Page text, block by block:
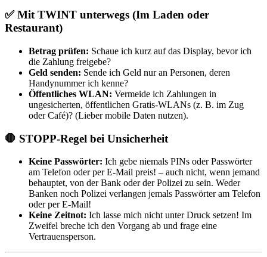
✅ Mit TWINT unterwegs (Im Laden oder
Restaurant)
Betrag prüfen: Schaue ich kurz auf das Display, bevor ich
die Zahlung freigebe?
Geld senden: Sende ich Geld nur an Personen, deren
Handynummer ich kenne?
Öffentliches WLAN: Vermeide ich Zahlungen in
ungesicherten, öffentlichen Gratis-WLANs (z. B. im Zug
oder Café)? (Lieber mobile Daten nutzen).
🛑 STOPP-Regel bei Unsicherheit
Keine Passwörter: Ich gebe niemals PINs oder Passwörter
am Telefon oder per E-Mail preis! – auch nicht, wenn jemand
behauptet, von der Bank oder der Polizei zu sein. Weder
Banken noch Polizei verlangen jemals Passwörter am Telefon
oder per E-Mail!
Keine Zeitnot: Ich lasse mich nicht unter Druck setzen! Im
Zweifel breche ich den Vorgang ab und frage eine
Vertrauensperson.